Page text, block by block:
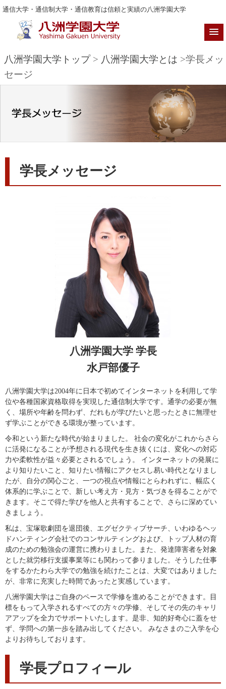
通信大学・通信制大学・通信教育は信頼と実績の八洲学園大学
八洲学園大学トップ> 八洲学園大学とは >学長メッ
セージ
学長メッセージ
八洲学園大学 学長
水戸部優子
八洲学園大学は2004年に日本で初めてインターネットを利用して学
位や各種国家資格取得を実現した通信制大学です。通学の必要が無
く、場所や年齢を問わず、だれもが学びたいと思ったときに無理せ
ず学ぶことができる環境が整っています。
令和という新たな時代が始まりました。 社会の変化がこれからさら
に活発になることが予想される現代を生き抜くには、変化への対応
力や柔軟性が益々必要とされるでしょう。 インターネットの発展に
より知りたいこと、知りたい情報にアクセスし易い時代となりまし
たが、自分の関心ごと、一つの視点や情報にとらわれずに、幅広く
体系的に学ぶことで、新しい考え方・見方・気づきを得ることがで
きます。そこで得た学びを他人と共有することで、さらに深めてい
きましょう。
私は、宝塚歌劇団を退団後、エグゼクティブサーチ、いわゆるヘッ
ドハンティング会社でのコンサルティングおよび、トップ人材の育
成のための勉強会の運営に携わりました。また、発達障害者を対象
とした就労移行支援事業等にも関わって参りました。そうした仕事
をするかたわら大学での勉強を続けたことは、大変ではありました
が、非常に充実した時間であったと実感しています。
八洲学園大学はご自身のペースで学修を進めることができます。目
標をもって入学されるすべての方々の学修、そしてその先のキャリ
アアップを全力でサポートいたします。是非、知的好奇心に蓋をせ
ず、学問への第一歩を踏み出してください。 みなさまのご入学を心
よりお待ちしております。
学長プロフィール